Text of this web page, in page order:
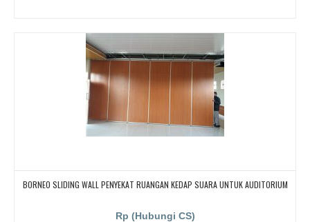
BORNEO SLIDING WALL PENYEKAT RUANGAN KEDAP SUARA UNTUK AUDITORIUM
Rp (Hubungi CS)